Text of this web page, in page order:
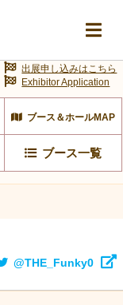
ブース＆ホールMAP
ブース一覧
出展申し込みはこちら
Exhibitor Application
@THE_Funky0